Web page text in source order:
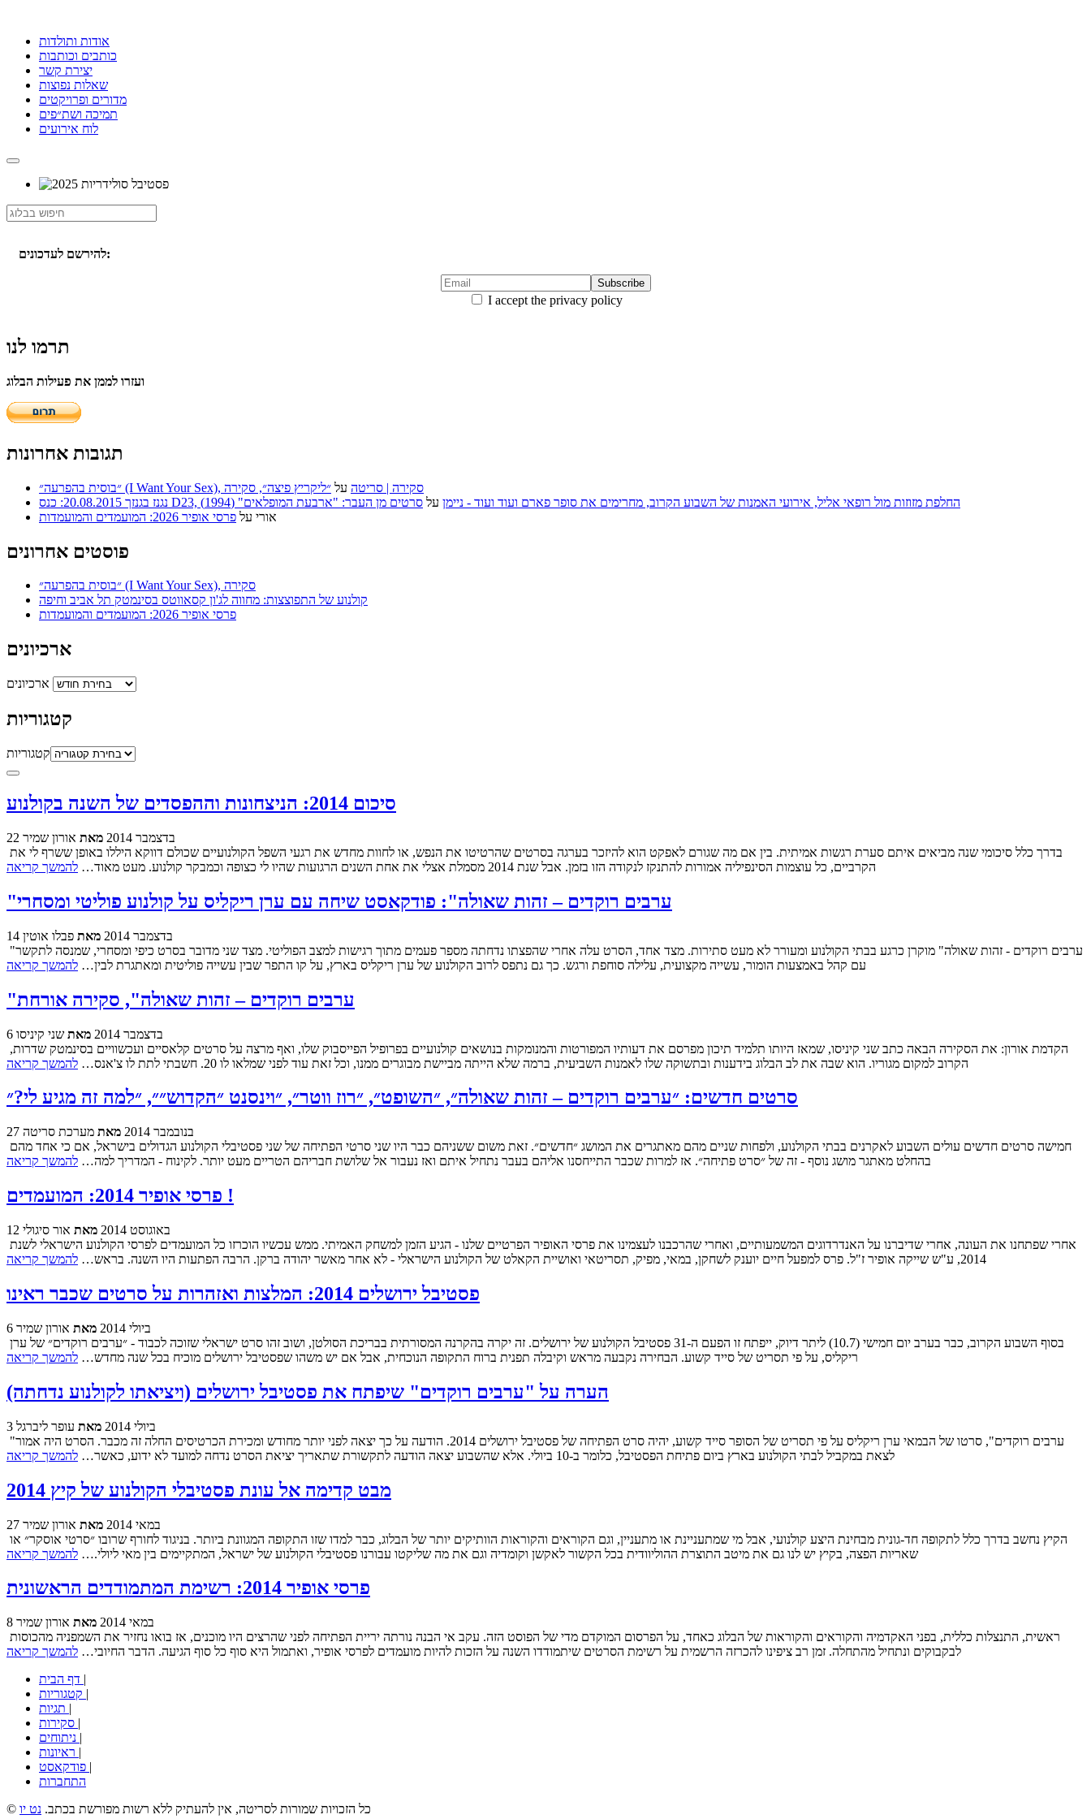
אודות ותולדות
כותבים וכותבות
יצירת קשר
שאלות נפוצות
מדורים ופרויקטים
תמיכה ושת״פים
לוח אירועים
להירשם לעדכונים:
I accept the privacy policy
תרמו לנו
ועזרו לממן את פעילות הבלוג
תגובות אחרונות
״בוסית בהפרעה״ (I Want Your Sex), סקירה | סריטה על ״ליקריץ פיצה״, סקירה
נגנז בגנזך 20.08.2015: כנס D23, החלפת מזוזות מול רופאי אליל, אירועי האמנות של השבוע הקרוב, מחרימים את סופר פארם ועוד ועוד - ניימן על סרטים מן העבר: "ארבעת המופלאים" (1994)
אורי על פרסי אופיר 2026: המועמדים והמועמדות
פוסטים אחרונים
״בוסית בהפרעה״ (I Want Your Sex), סקירה
קולנוע של התפוצצות: מחווה לג'ון קסאווטס בסינמטק תל אביב וחיפה
פרסי אופיר 2026: המועמדים והמועמדות
ארכיונים
ארכיונים
קטגוריות
קטגוריות
סיכום 2014: הניצחונות וההפסדים של השנה בקולנוע
22 בדצמבר 2014 מאת אורון שמיר
הקרביים, כל עוצמות הסינפיליה אמורות להתנקז לנקודה הזו בזמן. אבל שנת 2014 מסמלת אצלי את אחת השנים הרגועות שהיו לי כצופה וכמבקר קולנוע. מעט מאוד…
להמשך קריאה
"ערבים רוקדים – זהות שאולה": פודקאסט שיחה עם ערן ריקליס על קולנוע פוליטי ומסחרי
14 בדצמבר 2014 מאת פבלו אוטין
"ערבים רוקדים - זהות שאולה" מוקרן כרגע בבתי הקולנוע ומעורר לא מעט סתירות. מצד אחד, הסרט עלה אחרי שהפצתו נדחתה מספר פעמים מתוך רגישות למצב הפוליטי. מצד שני מדובר בסרט כיפי ומסחרי, שמנסה לתקשר
עם קהל באמצעות הומור, עשייה מקצועית, עלילה סוחפת ורגש. כך גם נתפס לרוב הקולנוע של ערן ריקליס בארץ, על קו התפר שבין עשייה פוליטית ומאתגרת לבין… להמשך קריאה
"ערבים רוקדים – זהות שאולה", סקירה אורחת
6 בדצמבר 2014 מאת שני קיניסו
הקרוב למקום מגוריו. הוא שבה את לב הבלוג בידענות ובתשוקה שלו לאמנות השביעית, ברמה שלא הייתה מביישת מבוגרים ממנו, וכל זאת עוד לפני שמלאו לו 20. חשבתי לתת לו צ'אנס…
להמשך קריאה
סרטים חדשים: ״ערבים רוקדים – זהות שאולה״, ״השופט״, ״רוז ווטר״, ״וינסנט ״הקדוש״״, ״למה זה מגיע לי?״
27 בנובמבר 2014 מאת מערכת סריטה
בהחלט מאתגר מושג נוסף - זה של ״סרט פתיחה״. אז למרות שכבר התייחסנו אליהם בעבר נתחיל איתם ואז נעבור אל שלושת חבריהם הטריים מעט יותר. לקינוח - המדריך למה… להמשך קריאה
פרסי אופיר 2014: המועמדים !
12 באוגוסט 2014 מאת אור סיגולי
2014, ע"ש שייקה אופיר ז"ל. פרס למפעל חיים יוענק לשחקן, במאי, מפיק, תסריטאי ואושיית הקאלט של הקולנוע הישראלי - לא אחר מאשר יהודה ברקן. הרבה הפתעות היו השנה. בראש…
להמשך קריאה
פסטיבל ירושלים 2014: המלצות ואזהרות על סרטים שכבר ראינו
6 ביולי 2014 מאת אורון שמיר
ריקליס, על פי תסריט של סייד קשוע. הבחירה נקבעה מראש וקיבלה תפנית ברוח התקופה הנוכחית, אבל אם יש משהו שפסטיבל ירושלים מוכיח בכל שנה מחדש… להמשך קריאה
הערה על "ערבים רוקדים" שיפתח את פסטיבל ירושלים (ויציאתו לקולנוע נדחתה)
3 ביולי 2014 מאת עופר ליברגל
"ערבים רוקדים", סרטו של הבמאי ערן ריקליס על פי תסריט של הסופר סייד קשוע, יהיה סרט הפתיחה של פסטיבל ירושלים 2014. הודעה על כך יצאה לפני יותר מחודש ומכירת הכרטיסים החלה זה מכבר. הסרט היה אמור
לצאת במקביל לבתי הקולנוע בארץ ביום פתיחת הפסטיבל, כלומר ב-10 ביולי. אלא שהשבוע יצאה הודעה לתקשורת שתאריך יציאת הסרט נדחה למועד לא ידוע, כאשר…
להמשך קריאה
מבט קדימה אל עונת פסטיבלי הקולנוע של קיץ 2014
27 במאי 2014 מאת אורון שמיר
שאריות הפצה, בקיץ יש לנו גם את מיטב התוצרת ההוליוודית בכל הקשור לאקשן וקומדיה וגם את מה שליקטו עבורנו פסטיבלי הקולנוע של ישראל, המתקיימים בין מאי ליולי.… להמשך קריאה
פרסי אופיר 2014: רשימת המתמודדים הראשונית
8 במאי 2014 מאת אורון שמיר
לבקבוקים ונתחיל מהתחלה. זמן רב ציפינו להכרזה הרשמית על רשימת הסרטים שיתמודדו השנה על הזכות להיות מועמדים לפרסי אופיר, ואתמול היא סוף כל סוף הגיעה. הדבר החיובי… להמשך קריאה
|
|
|
|
|
|
|
התחברות
© כל הזכויות שמורות לסריטה, אין להעתיק ללא רשות מפורשת בכתב. נט יו